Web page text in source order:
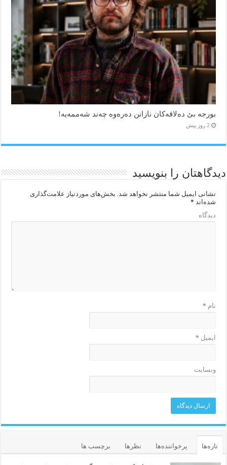
بورجە بێ دەلاقەکان نازانن دەرەوە چەند شەممەیە!
2 روز پیش
دیدگاهتان را بنویسید
نشانی ایمیل شما منتشر نخواهد شد. بخش‌های موردنیاز علامت‌گذاری
شده‌اند *
دیدگاه
نام *
ایمیل *
وبسایت
تازه‌ها پرخواننده‌ها نظرها برچسب ها